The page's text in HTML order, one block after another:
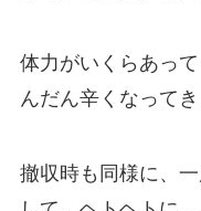
体力がいくらあっ
んだん辛くなってき
撤収時も同様に、